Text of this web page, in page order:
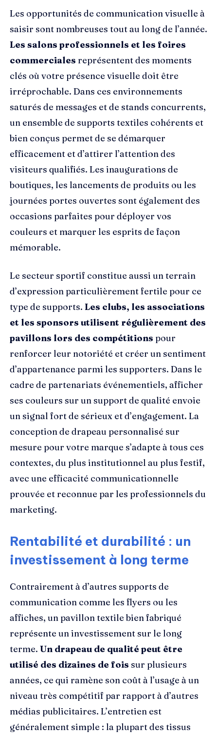
Les opportunités de communication visuelle à
saisir sont nombreuses tout au long de l’année.
Les salons professionnels et les foires
commerciales représentent des moments
clés où votre présence visuelle doit être
irréprochable. Dans ces environnements
saturés de messages et de stands concurrents,
un ensemble de supports textiles cohérents et
bien conçus permet de se démarquer
efficacement et d’attirer l’attention des
visiteurs qualifiés. Les inaugurations de
boutiques, les lancements de produits ou les
journées portes ouvertes sont également des
occasions parfaites pour déployer vos
couleurs et marquer les esprits de façon
mémorable.
Le secteur sportif constitue aussi un terrain
d’expression particulièrement fertile pour ce
type de supports. Les clubs, les associations
et les sponsors utilisent régulièrement des
pavillons lors des compétitions pour
renforcer leur notoriété et créer un sentiment
d’appartenance parmi les supporters. Dans le
cadre de partenariats événementiels, afficher
ses couleurs sur un support de qualité envoie
un signal fort de sérieux et d’engagement. La
conception de drapeau personnalisé sur
mesure pour votre marque s’adapte à tous ces
contextes, du plus institutionnel au plus festif,
avec une efficacité communicationnelle
prouvée et reconnue par les professionnels du
marketing.
Rentabilité et durabilité : un
investissement à long terme
Contrairement à d’autres supports de
communication comme les flyers ou les
affiches, un pavillon textile bien fabriqué
représente un investissement sur le long
terme. Un drapeau de qualité peut être
utilisé des dizaines de fois sur plusieurs
années, ce qui ramène son coût à l’usage à un
niveau très compétitif par rapport à d’autres
médias publicitaires. L’entretien est
généralement simple : la plupart des tissus